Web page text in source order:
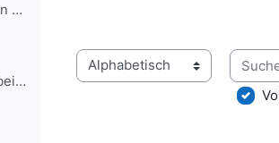
Nach welchem Prinzip haben wir das Informatiksyste...
Die Begriffe Eingabe, Verarbeitung und Ausgabe wer... Sie können das Glossar über
Suchen